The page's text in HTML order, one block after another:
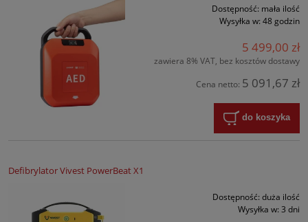
Dostępność: mała ilość
Wysyłka w: 48 godzin
5 499,00 zł
zawiera 8% VAT, bez kosztów dostawy
Cena netto: 5 091,67 zł
do koszyka
Defibrylator Vivest PowerBeat X1
Dostępność: duża ilość
Wysyłka w: 3 dni